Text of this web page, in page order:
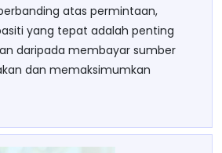
atas permintaan,
yang tepat adalah penting
daripada membayar sumber
dan memaksimumkan